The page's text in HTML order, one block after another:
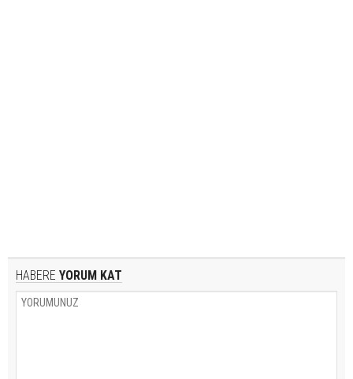
HABERE YORUM KAT